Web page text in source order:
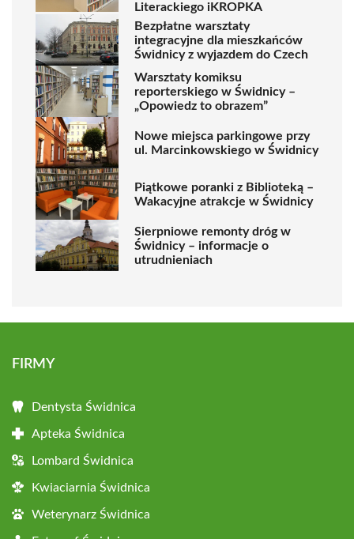
Literackiego iKROPKA
Bezpłatne warsztaty
integracyjne dla mieszkańców
Świdnicy z wyjazdem do Czech
Warsztaty komiksu
reporterskiego w Świdnicy –
„Opowiedz to obrazem”
Nowe miejsca parkingowe przy
ul. Marcinkowskiego w Świdnicy
Piątkowe poranki z Biblioteką –
Wakacyjne atrakcje w Świdnicy
Sierpniowe remonty dróg w
Świdnicy – informacje o
utrudnieniach
FIRMY
Dentysta Świdnica
Apteka Świdnica
Lombard Świdnica
Kwiaciarnia Świdnica
Weterynarz Świdnica